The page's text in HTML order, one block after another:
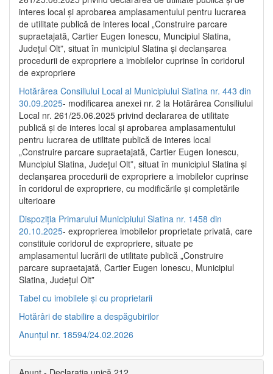
interes local și aprobarea amplasamentului pentru lucrarea
de utilitate publică de interes local „Construire parcare
supraetajată, Cartier Eugen Ionescu, Muncipiul Slatina,
Județul Olt”, situat în municipiul Slatina și declanșarea
procedurii de expropriere a imobilelor cuprinse în coridorul
de expropriere
Hotărârea Consiliului Local al Municipiului Slatina nr. 443 din
30.09.2025- modificarea anexei nr. 2 la Hotărârea Consiliului
Local nr. 261/25.06.2025 privind declararea de utilitate
publică şi de interes local şi aprobarea amplasamentului
pentru lucrarea de utilitate publică de interes local
„Construire parcare supraetajată, Cartier Eugen Ionescu,
Muncipiul Slatina, Judeţul Olt”, situat în municipiul Slatina şi
declanşarea procedurii de expropriere a imobilelor cuprinse
în coridorul de expropriere, cu modificările şi completările
ulterioare
Dispoziția Primarului Municipiului Slatina nr. 1458 din
20.10.2025- exproprierea imobilelor proprietate privată, care
constituie coridorul de expropriere, situate pe
amplasamentul lucrării de utilitate publică „Construire
parcare supraetajată, Cartier Eugen Ionescu, Municipiul
Slatina, Județul Olt”
Tabel cu imobilele și cu proprietarii
Hotărâri de stabilire a despăgubirilor
Anunțul nr. 18594/24.02.2026